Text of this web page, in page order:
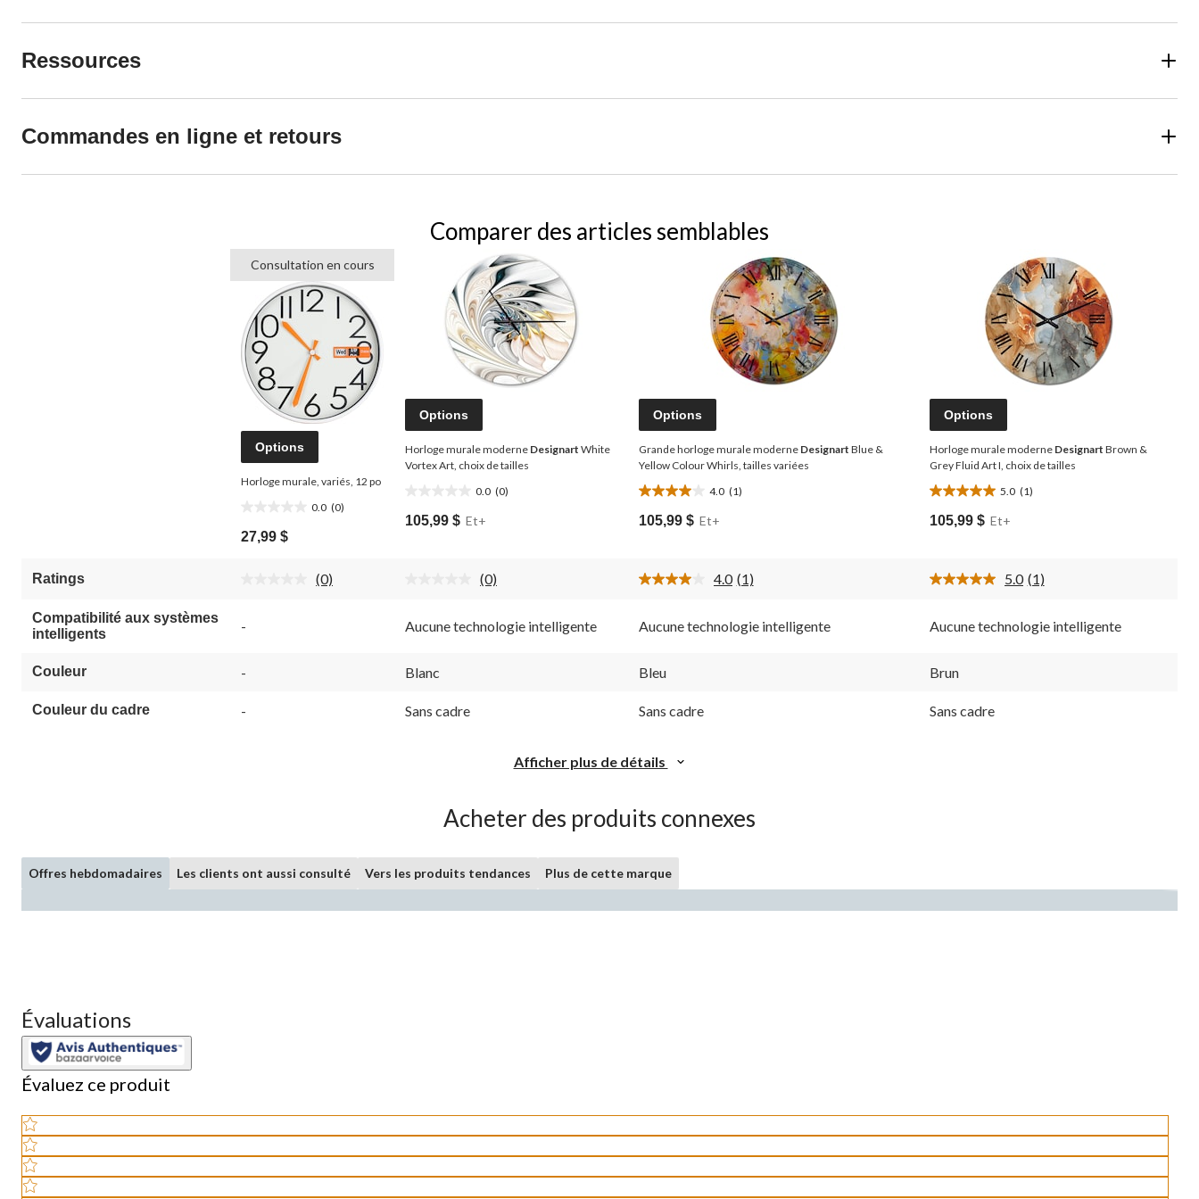
Ressources
Commandes en ligne et retours
Comparer des articles semblables
Consultation en cours
Options
Horloge murale, variés, 12 po
0.0 (0)
étoile(s)
sur
27,99 $
Options
Horloge murale moderne Designart White
Vortex Art, choix de tailles
0.0 (0)
étoile(s)
105,99 $ Et+
Options
Grande horloge murale moderne Designart Blue &
Yellow Colour Whirls, tailles variées
4.0 (1)
4.0
étoile(s)
évaluation
105,99 $ Et+
Options
Horloge murale moderne Designart Brown &
Grey Fluid Art I, choix de tailles
5.0 (1)
5.0
étoile(s)
évaluation
105,99 $ Et+
Ratings
Aucune
(0)
Aucune
ce
(0) 4.0 Lire
Lien
(1) 5.0 Lire
Lien
(1)
Compatibilité aux systèmes
intelligents
- Aucune technologie intelligente Aucune technologie intelligente Aucune technologie intelligente
Couleur - Blanc Bleu Brun
Couleur du cadre - Sans cadre Sans cadre Sans cadre
Afficher plus de détails
Acheter des produits connexes
Offres hebdomadaires Les clients ont aussi consulté Vers les produits tendances Plus de cette marque
Évaluations
Évaluez ce produit
Sélectionnez
pour
évaluer
l'article
Sélectionnez
pour
Sélectionnez